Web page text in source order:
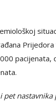
Prijedora
pacijenata,
pet nastavnika